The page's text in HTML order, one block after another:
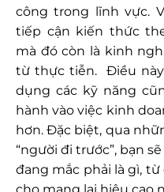
công trong lĩnh vực.
tiếp cận kiến thức
mà đó còn là kinh
từ thực tiễn. Điều này
dụng các kỹ năng
hành vào việc kinh
hơn. Đặc biệt, qua
“người đi trước”, bạn
đang mắc phải là gì,